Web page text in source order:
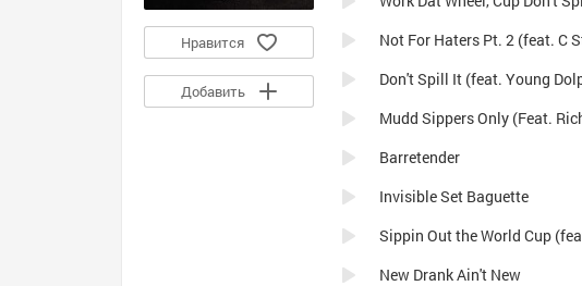
Нравится
Добавить
Not For Haters Pt. 2 (feat. C
Don't Spill It (feat. Young
Mudd Sippers Only (Feat.
Barretender
Invisible Set Baguette
Sippin Out the World Cup
New Drank Ain't New